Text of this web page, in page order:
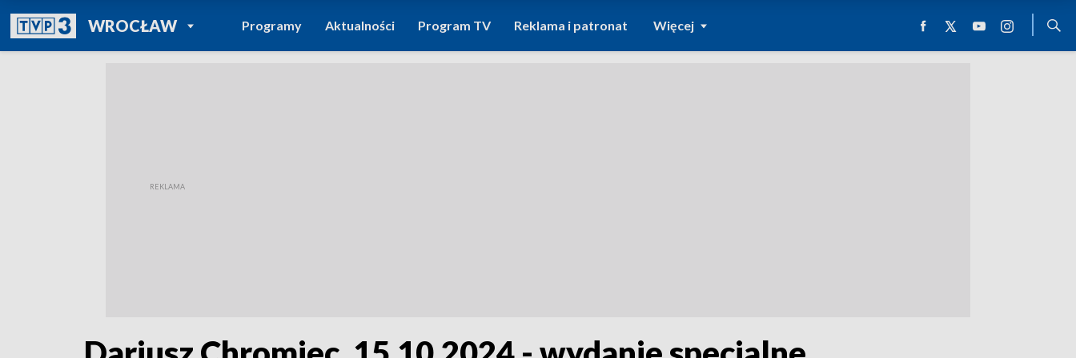
WROCŁAWPOWRÓT DO
TVP REGIONY
Programy Aktualności Program TV Reklama i patronat Więcej